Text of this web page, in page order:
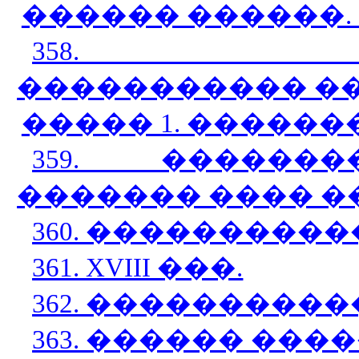
������
358.
�����������
����� 1.
359.
������� ����
360.
361. XVIII ���.
362.
363. ������